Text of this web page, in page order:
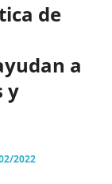
de
a
y
2022